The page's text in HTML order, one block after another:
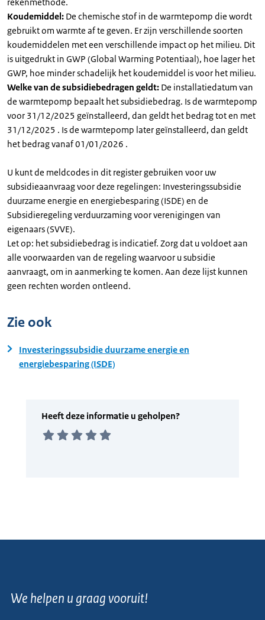
Koudemiddel: De chemische stof in de warmtepomp die wordt
gebruikt om warmte af te geven. Er zijn verschillende soorten
koudemiddelen met een verschillende impact op het milieu. Dit
is uitgedrukt in GWP (Global Warming Potentiaal), hoe lager het
GWP, hoe minder schadelijk het koudemiddel is voor het milieu.
Welke van de subsidiebedragen geldt: De installatiedatum van
de warmtepomp bepaalt het subsidiebedrag. Is de warmtepomp
voor 31/12/2025 geïnstalleerd, dan geldt het bedrag tot en met
31/12/2025 . Is de warmtepomp later geïnstalleerd, dan geldt
het bedrag vanaf 01/01/2026 .
U kunt de meldcodes in dit register gebruiken voor uw
subsidieaanvraag voor deze regelingen: Investeringssubsidie
duurzame energie en energiebesparing (ISDE) en de
Subsidieregeling verduurzaming voor verenigingen van
eigenaars (SVVE).
Let op: het subsidiebedrag is indicatief. Zorg dat u voldoet aan
alle voorwaarden van de regeling waarvoor u subsidie
aanvraagt, om in aanmerking te komen. Aan deze lijst kunnen
geen rechten worden ontleend.
Zie ook
Investeringssubsidie duurzame energie en
energiebesparing (ISDE)
We helpen u graag vooruit!